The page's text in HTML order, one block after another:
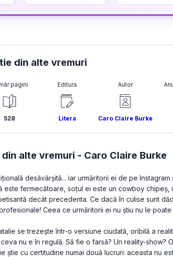
din alte vremuri
pagini
528
Editura
Litera
Autor
Caro Claire Burke
alte vremuri - Caro Claire Burke
desăvârșită... iar urmăritorii ei de pe Instagram
este fermecătoare, soțul ei este un cowboy chipeș,
decât precedenta. Ce dacă în culise sunt
Ceea ce urmăritorii ei nu știu nu le poate
se trezește într-o versiune ciudată, oribilă a
nu e în regulă. Să fie o farsă? Un reality-show?
știe cu certitudine numai două lucruri: aceasta nu